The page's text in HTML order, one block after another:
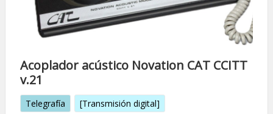
Acoplador acústico Novation CAT CCITT
v.21
Telegrafía [Transmisión digital]